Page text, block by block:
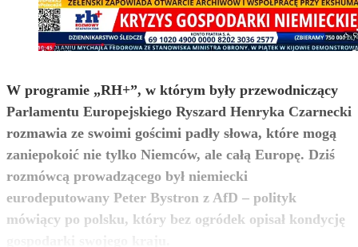
W programie „RH+”, w którym były przewodniczący
Parlamentu Europejskiego Ryszard Henryka Czarnecki
rozmawia ze swoimi gościmi padły słowa, które mogą
zaniepokoić nie tylko Niemców, ale całą Europę. Dziś
rozmówcą prowadzącego był niemiecki
eurodeputowany Peter Bystron z AfD – polityk
mówiący po polsku, który bez ogródek opisał kondycję
zobacz więcej